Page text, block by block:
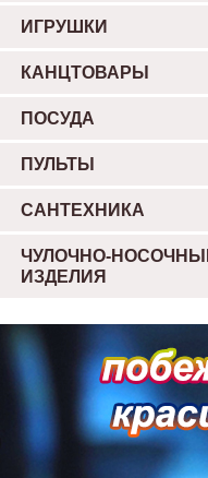
ИГРУШКИ
КАНЦТОВАРЫ
ПОСУДА
ПУЛЬТЫ
САНТЕХНИКА
ЧУЛОЧНО-
ИЗДЕЛИЯ